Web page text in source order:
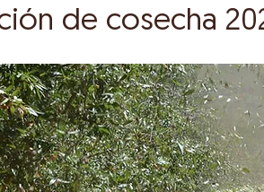
de cosecha